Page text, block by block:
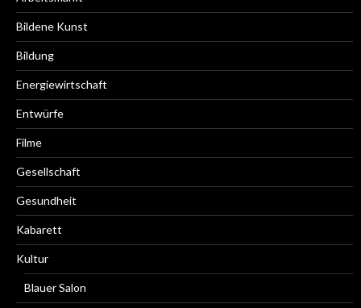
Bildene Kunst
Bildung
Energiewirtschaft
Entwürfe
Filme
Gesellschaft
Gesundheit
Kabarett
Kultur
Blauer Salon